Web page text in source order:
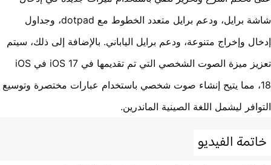
شاشة برايل، ودعم برايل متعدد الخطوط مع dotpad، وجداول
وإخراج متنوعة، ودعم برايل الياباني. بالإضافة إلى ذلك، سيتم
تعزيز ميزة الصوت الشخصي التي تم تقديمها في iOS 17 في iOS
18، مما يتيح إنشاء صوت شخصي باستخدام عبارات مختصرة وتوسيع
ليشمل اللغة الصينية الماندرين.
الفيديو